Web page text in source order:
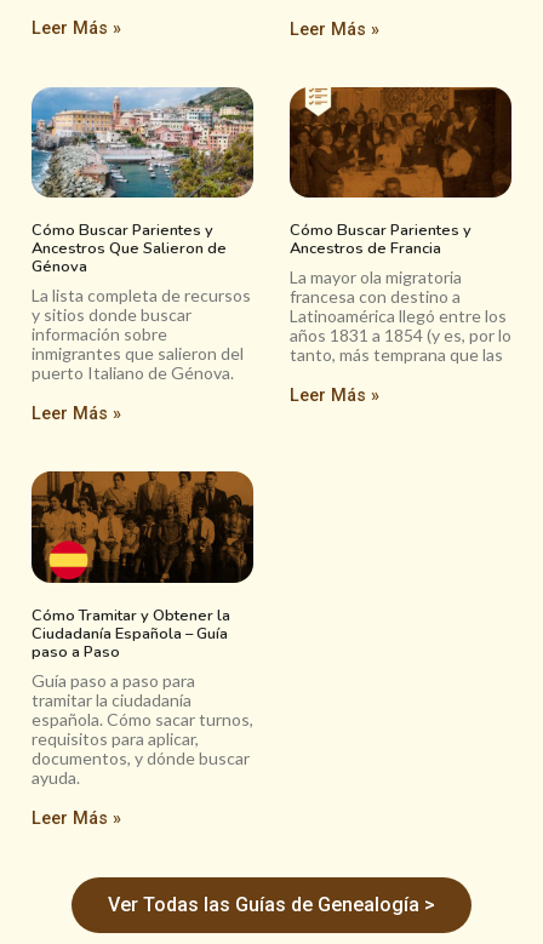
Leer Más »
Leer Más »
Cómo Buscar Parientes y
Ancestros Que Salieron de
Génova
La lista completa de recursos
y sitios donde buscar
información sobre
inmigrantes que salieron del
puerto Italiano de Génova.
Leer Más »
Cómo Buscar Parientes y
Ancestros de Francia
La mayor ola migratoria
francesa con destino a
Latinoamérica llegó entre los
años 1831 a 1854 (y es, por lo
tanto, más temprana que las
Leer Más »
Cómo Tramitar y Obtener la
Ciudadanía Española – Guía
paso a Paso
Guía paso a paso para
tramitar la ciudadanía
española. Cómo sacar turnos,
requisitos para aplicar,
documentos, y dónde buscar
ayuda.
Leer Más »
Ver Todas las Guías de Genealogía >